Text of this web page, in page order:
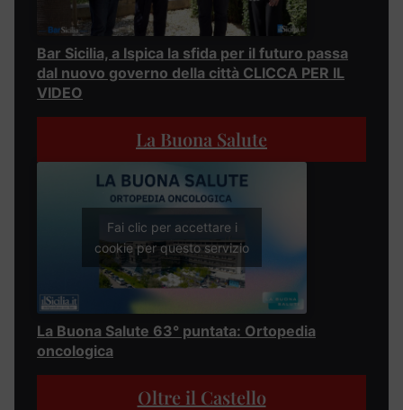
Bar Sicilia, a Ispica la sfida per il futuro passa
dal nuovo governo della città CLICCA PER IL
VIDEO
La Buona Salute
Fai clic per accettare i
cookie per questo servizio
La Buona Salute 63° puntata: Ortopedia
oncologica
Oltre il Castello